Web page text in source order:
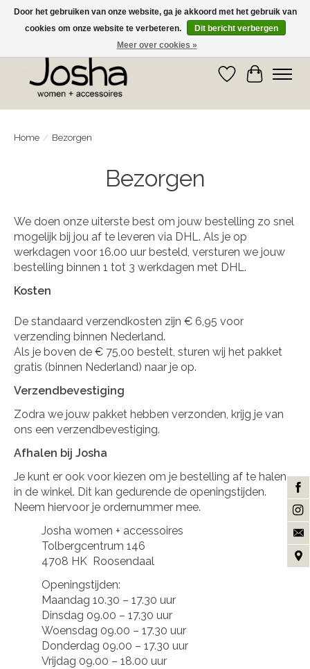
GRATIS OPHALEN IN DE WINKEL EN GRATIS VERZENDING VANAF € 75,00
Verlanglijst
Home / Bezorgen
Bezorgen
We doen onze uiterste best om jouw bestelling zo snel
mogelijk bij jou af te leveren via DHL. Als je op
werkdagen voor 16.00 uur besteld, versturen we jouw
bestelling binnen 1 tot 3 werkdagen met DHL.
Kosten
De standaard verzendkosten zijn € 6,95 voor
verzending binnen Nederland.
Als je boven de € 75,00 bestelt, sturen wij het pakket
gratis (binnen Nederland) naar je op.
Verzendbevestiging
Zodra we jouw pakket hebben verzonden, krijg je van
ons een verzendbevestiging.
Afhalen bij Josha
Je kunt er ook voor kiezen om je bestelling af te halen
in de winkel. Dit kan gedurende de openingstijden.
Neem hiervoor je ordernummer mee.
Josha women + accessoires
Tolbergcentrum 146
4708 HK Roosendaal
Openingstijden:
Maandag 10.30 – 17.30 uur
Dinsdag 09.00 – 17.30 uur
Woensdag 09.00 – 17.30 uur
Donderdag 09.00 – 17.30 uur
Vrijdag 09.00 – 18.00 uur
Door het gebruiken van onze website, ga je akkoord met het gebruik van
cookies om onze website te verbeteren.
Dit bericht verbergen
Meer over cookies »